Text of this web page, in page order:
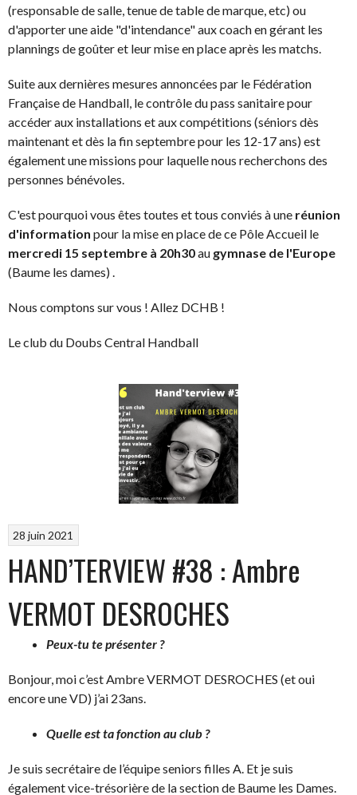
(responsable de salle, tenue de table de marque, etc) ou
d'apporter une aide "d'intendance" aux coach en gérant les
plannings de goûter et leur mise en place après les matchs.
Suite aux dernières mesures annoncées par le Fédération
Française de Handball, le contrôle du pass sanitaire pour
accéder aux installations et aux compétitions (séniors dès
maintenant et dès la fin septembre pour les 12-17 ans) est
également une missions pour laquelle nous recherchons des
personnes bénévoles.
C'est pourquoi vous êtes toutes et tous conviés à une réunion
d'information pour la mise en place de ce Pôle Accueil le
mercredi 15 septembre à 20h30au gymnase de l'Europe
(Baume les dames) .
Nous comptons sur vous ! Allez DCHB !
Le club du Doubs Central Handball
28 juin 2021
HAND’TERVIEW #38 : Ambre
VERMOT DESROCHES
Peux-tu te présenter ?
Bonjour, moi c’est Ambre VERMOT DESROCHES (et oui
encore une VD) j’ai 23ans.
Quelle est ta fonction au club ?
Je suis secrétaire de l’équipe seniors filles A. Et je suis
également vice-trésorière de la section de Baume les Dames.